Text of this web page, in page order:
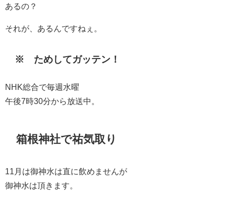
あるの？
それが、あるんですねぇ。
※ ためしてガッテン！
NHK総合で毎週水曜
午後7時30分から放送中。
箱根神社で祐気取り
11月は御神水は直に飲めませんが
御神水は頂きます。